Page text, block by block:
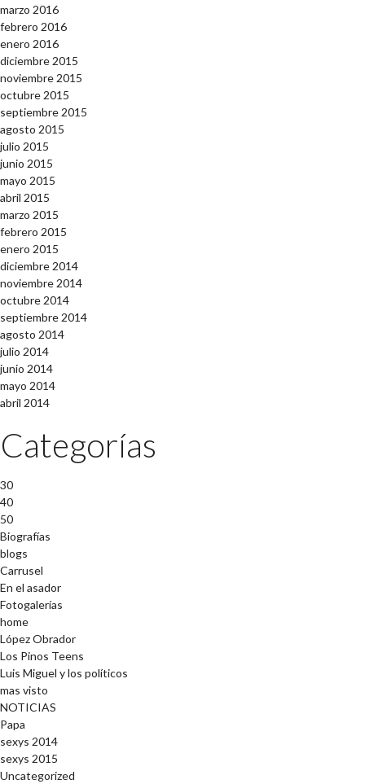
marzo 2016
febrero 2016
enero 2016
diciembre 2015
noviembre 2015
octubre 2015
septiembre 2015
agosto 2015
julio 2015
junio 2015
mayo 2015
abril 2015
marzo 2015
febrero 2015
enero 2015
diciembre 2014
noviembre 2014
octubre 2014
septiembre 2014
agosto 2014
julio 2014
junio 2014
mayo 2014
abril 2014
Categorías
30
40
50
Biografías
blogs
Carrusel
En el asador
Fotogalerías
home
López Obrador
Los Pinos Teens
Luis Miguel y los políticos
mas visto
NOTICIAS
Papa
sexys 2014
sexys 2015
Uncategorized